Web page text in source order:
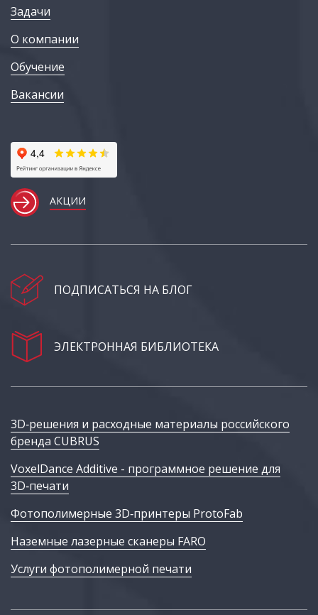
Задачи
О компании
Обучение
Вакансии
АКЦИИ
ПОДПИСАТЬСЯ НА БЛОГ
ЭЛЕКТРОННАЯ БИБЛИОТЕКА
3D‑решения и расходные материалы российского
бренда CUBRUS
VoxelDance Additive - программное решение для
3D‑печати
Фотополимерные 3D‑принтеры ProtoFab
Наземные лазерные сканеры FARO
Услуги фотополимерной печати